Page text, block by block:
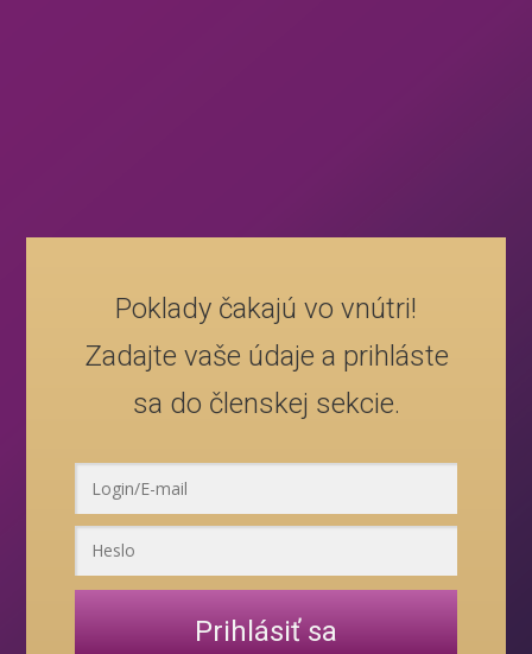
Poklady čakajú vo vnútri!
Zadajte vaše údaje a prihláste
sa do členskej sekcie.
Prihlásiť sa